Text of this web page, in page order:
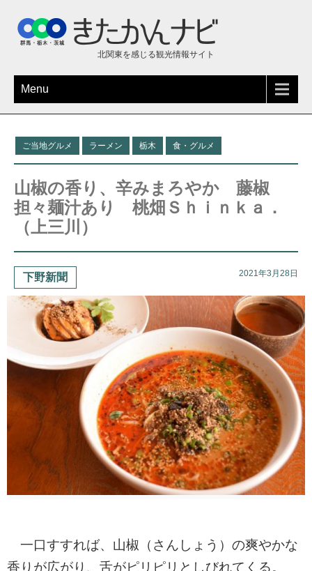
北関東を感じる観光情報サイト
Menu
ご当地グルメ ラーメン 栃木 食・グルメ
山椒の香り、辛みまろやか 藤椒
担々麺汁あり 桃畑Ｓｈｉｎｋａ．
（上三川）
下野新聞 2021年3月28日
一口すすれば、山椒（さんしょう）の爽やかな
香りが広がり、舌がピリピリとしびれてくる。